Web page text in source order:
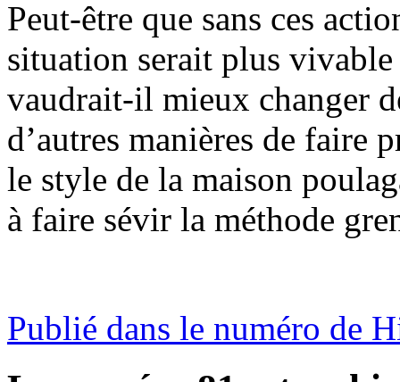
Peut-être que sans ces
situation serait plus
vaudrait-il mieux changer
d’autres manières de faire
le style de la maison
à faire sévir la méthode
Publié dans le numéro de